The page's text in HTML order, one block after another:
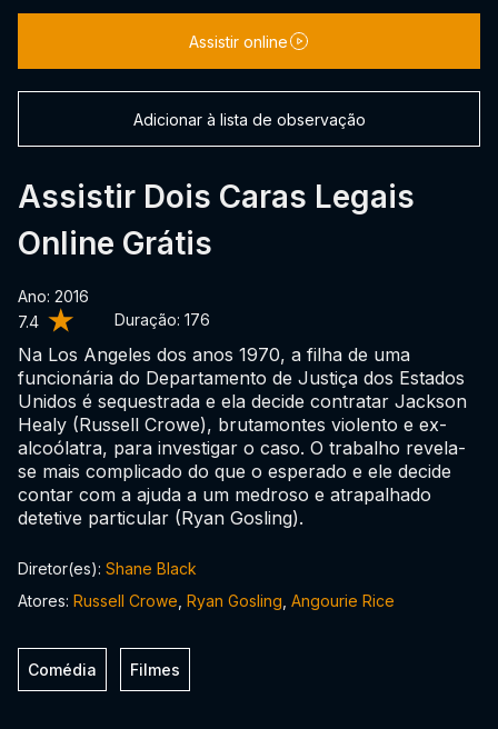
7.4 Duração: 176
Assistir Dois Caras Legais
Online Grátis
Ano: 2016
Na Los Angeles dos anos 1970, a filha de uma
funcionária do Departamento de Justiça dos Estados
Unidos é sequestrada e ela decide contratar Jackson
Healy (Russell Crowe), brutamontes violento e ex-
alcoólatra, para investigar o caso. O trabalho revela-
se mais complicado do que o esperado e ele decide
contar com a ajuda a um medroso e atrapalhado
detetive particular (Ryan Gosling).
Assistir online
Adicionar à lista de observação
Diretor(es): Shane Black
Atores: Russell Crowe Ryan Gosling Angourie Rice
Comédia Filmes